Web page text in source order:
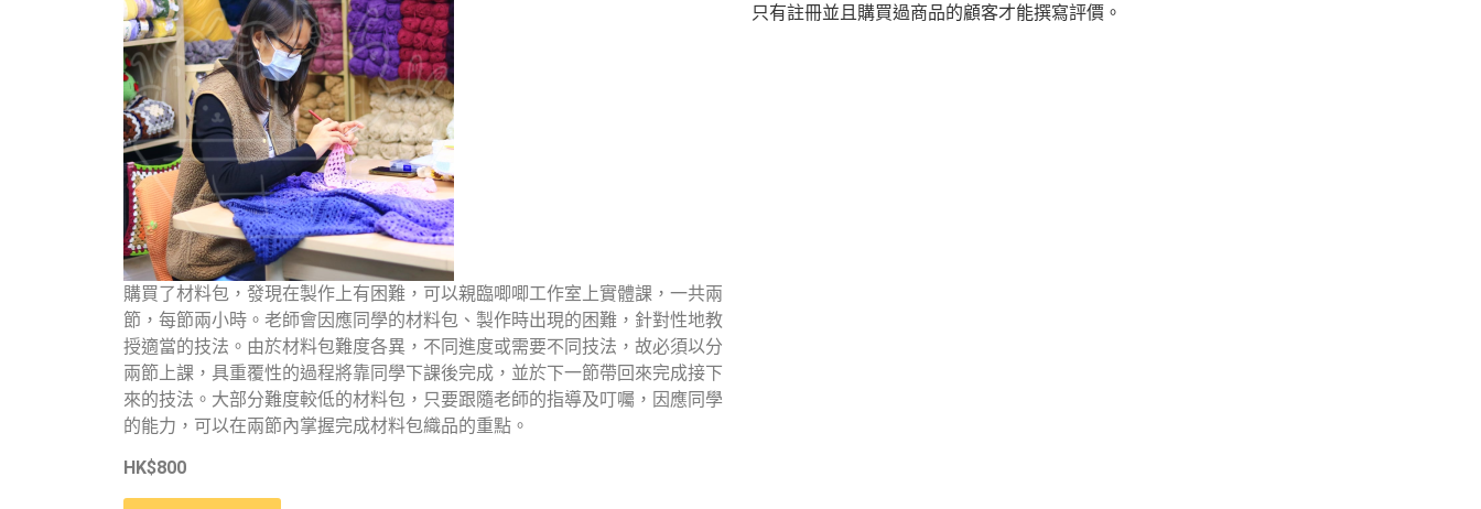
購買了材料包，發現在製作上有困難，可以親臨唧唧工作室上實體課，一共兩
節，每節兩小時。老師會因應同學的材料包、製作時出現的困難，針對性地教
授適當的技法。由於材料包難度各異，不同進度或需要不同技法，故必須以分
兩節上課，具重覆性的過程將靠同學下課後完成，並於下一節帶回來完成接下
來的技法。大部分難度較低的材料包，只要跟隨老師的指導及叮囑，因應同學
的能力，可以在兩節內掌握完成材料包織品的重點。
HK$800
只有註冊並且購買過商品的顧客才能撰寫評價。